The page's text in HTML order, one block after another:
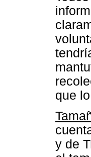
que
y de